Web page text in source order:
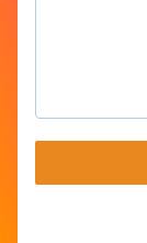
6